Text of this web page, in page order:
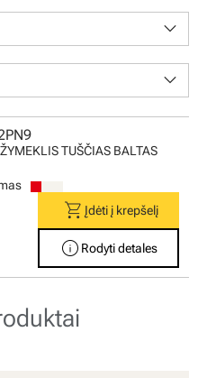
keyboard_arrow_down
keyboard_arrow_down
TUŠČIAS BALTAS
shopping_cartĮdėti į krepšelį
info Rodyti detales